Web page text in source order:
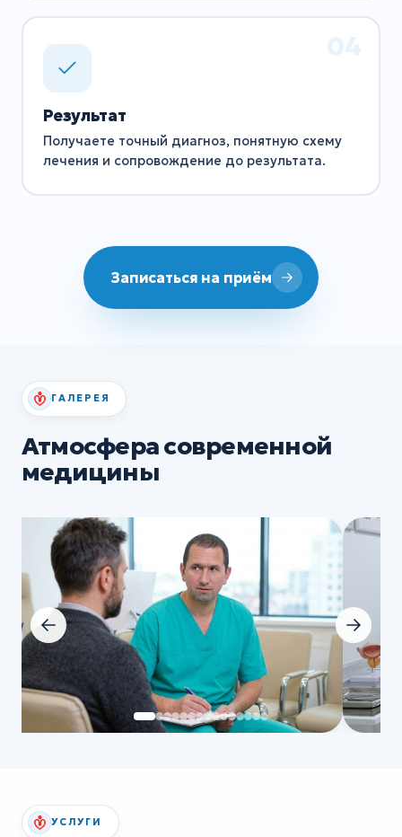
Результат
Получаете точный диагноз, понятную схему
лечения и сопровождение до результата.
Записаться на приём
ГАЛЕРЕЯ
Атмосфера современной
медицины
УСЛУГИ